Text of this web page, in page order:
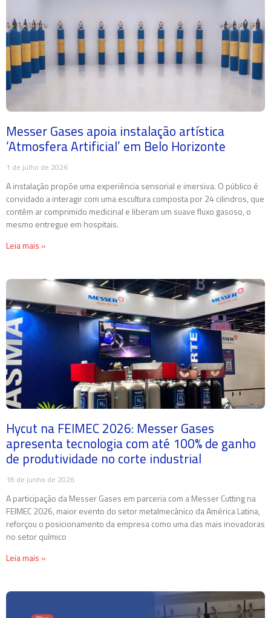
Messer Gases apoia instalação artística
‘Atmosfera Artificial’ em Belo Horizonte
1 de julho de 2026
A instalação propõe uma experiência sensorial e imersiva. O público é
convidado a interagir com uma escultura composta por 24 cilindros, que
contêm ar comprimido medicinal e liberam um suave fluxo gasoso, o
mesmo entregue em hospitais.
Leia mais »
Hycut na FEIMEC 2026: Messer Gases
apresenta tecnologia com até 100% de ganho
de produtividade no corte industrial
18 de junho de 2026
A participação da Messer Gases em parceria com a Messer Cutting na
FEIMEC 2026, maior evento do setor metalmecânico da América Latina,
reforçou o posicionamento da empresa como uma das mais inovadoras
no setor químico
Leia mais »